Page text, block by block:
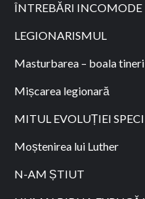
ÎNTREBĂRI INCOMODE
LEGIONARISMUL
Masturbarea – boala
Mișcarea legionară
MITUL EVOLUȚIEI
Moștenirea lui Luther
N-AM ȘTIUT